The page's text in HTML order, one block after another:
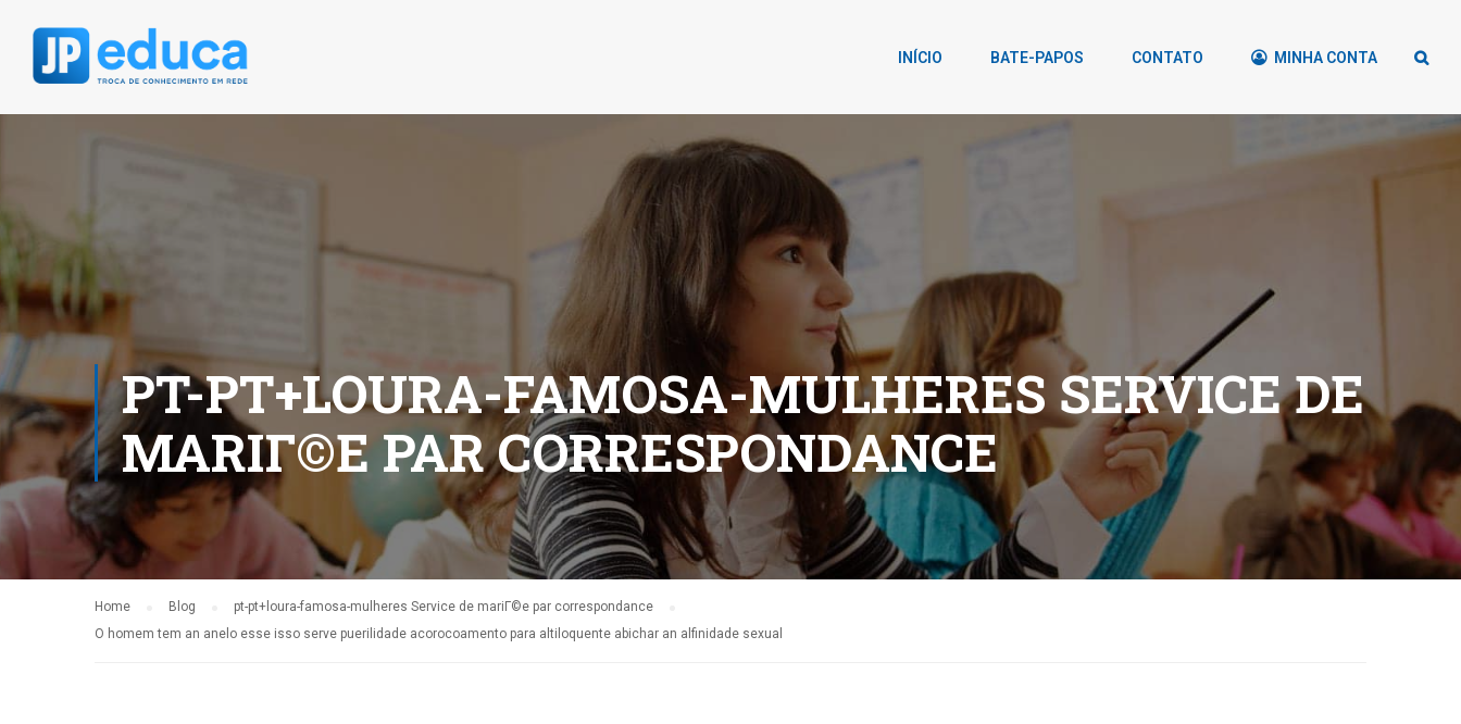
INÍCIO BATE-PAPOS CONTATO MINHA CONTA
PT-PT+LOURA-FAMOSA-MULHERES SERVICE DE
MARIГ©E PAR CORRESPONDANCE
Home Blog
pt-pt+loura-famosa-mulheres Service de mariГ©e par correspondance
O homem tem an anelo esse isso serve puerilidade acorocoamento para altiloquente abichar an alfinidade sexual